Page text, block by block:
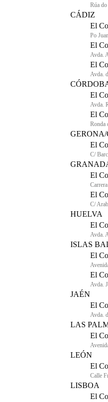
Rúa
CÁDIZ
El
Po
El
Avda.
El
Avda.
El
Avda.
El
Ronda
El
C/
El
El
C/
HUELVA
El
Avda.
ISLAS
El
El
Avda.
JAÉN
El
Avda.
LAS
El
LEÓN
El
Calle
LISBOA
El